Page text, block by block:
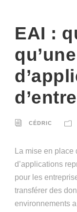
EAI :
CÉDRIC
La mise en place
d’applications
pour les
transférer des
environnements